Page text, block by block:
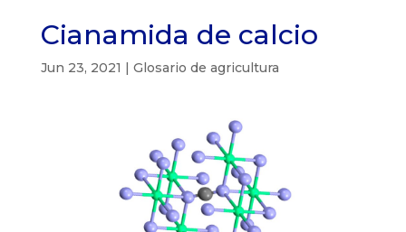
Cianamida de calcio
Jun 23, 2021 | Glosario de agricultura